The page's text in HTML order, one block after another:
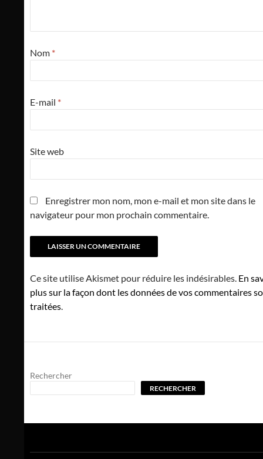
Nom *
E-mail *
Site web
Enregistrer mon nom, mon e-mail et mon site dans le
navigateur pour mon prochain commentaire.
Ce site utilise Akismet pour réduire les indésirables. En
plus sur la façon dont les données de vos commentaires
traitées.
Rechercher
RECHERCHER